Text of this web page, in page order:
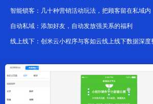
智能锁客：几十种营销活动玩法，把顾客留在私域内
自动私域：添加好友，自动发放强关系的福利
线上线下：创米云小程序与客如云线上线下数据深度